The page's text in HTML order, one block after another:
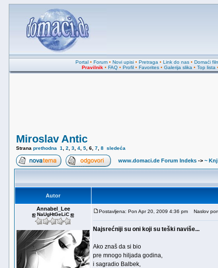
Portal• Forum• Novi upisi• Pretraga • Link do nas• Domaći
Pravilnik • FAQ • Profil • Favorites • Galerija slika • Top lista
Miroslav Antic
Strana prethodna 1 2 3 4 5 6 7 8 sledeća
www.domaci.de Forum Indeks -> ~
Autor
Annabel_Lee
ஐ NaUgHtGeLiC ஐ
Postavljena: Pon Apr 20, 2009 4:36 pm Naslov
Najsrećniji su oni koji su teški naviše...
Ako znaš da si bio
pre mnogo hiljada godina,
i sagradio Balbek,